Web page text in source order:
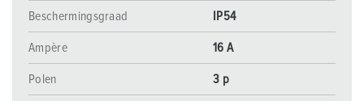
Beschermingsgraad
IP54
Ampère 16 A
Polen 3 p